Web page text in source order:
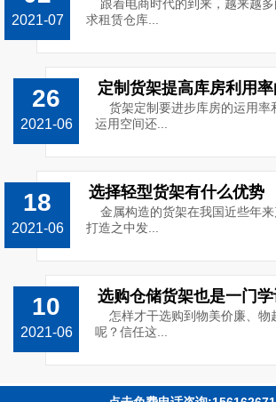
2021-07
跟着电商时代的到来，越来越
求租赁仓库...
26
2021-06
定制货架提高库房利用
货架定制要进步库房的运用率
运用空间还...
18
2021-06
选择轻型货架有什么优势
金属构造的货架在我国近些年
打造之中发...
10
2021-06
选购仓储货架也是一门
怎样才干选购到物美价廉、物
呢？信任这...